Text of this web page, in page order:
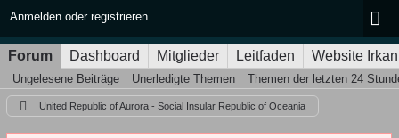
Anmelden oder registrieren
Forum Dashboard Mitglieder Leitfaden Website
Ungelesene Beiträge Unerledigte Themen Themen der letzten 24
United Republic of Aurora - Social Insular Republic of Oceania